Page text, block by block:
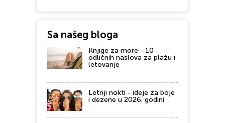
Sa našeg bloga
Knjige za more - 10
odličnih naslova za plažu i
letovanje
Letnji nokti - ideje za boje
i dezene u 2026. godini